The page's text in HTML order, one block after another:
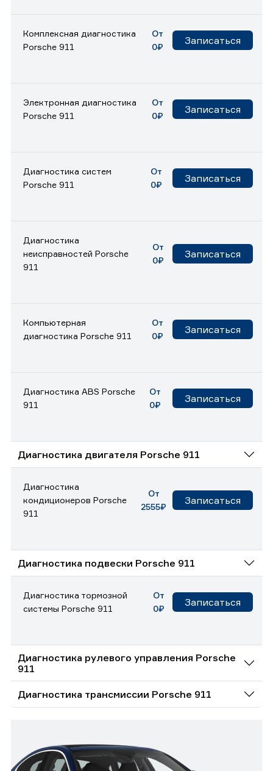
Комплексная диагностика
Porsche 911
От
0₽
Записаться
Электронная диагностика
Porsche 911
От
0₽
Записаться
Диагностика систем
Porsche 911
От
0₽
Записаться
Диагностика
неисправностей Porsche
911
От
0₽
Записаться
Компьютерная
диагностика Porsche 911
От
0₽
Записаться
Диагностика ABS Porsche
911
От
0₽
Записаться
Диагностика двигателя Porsche 911
Диагностика
кондиционеров Porsche
911
От
2555₽
Записаться
Диагностика подвески Porsche 911
Диагностика тормозной
системы Porsche 911
От
0₽
Записаться
Диагностика рулевого управления Porsche
911
Диагностика трансмиссии Porsche 911